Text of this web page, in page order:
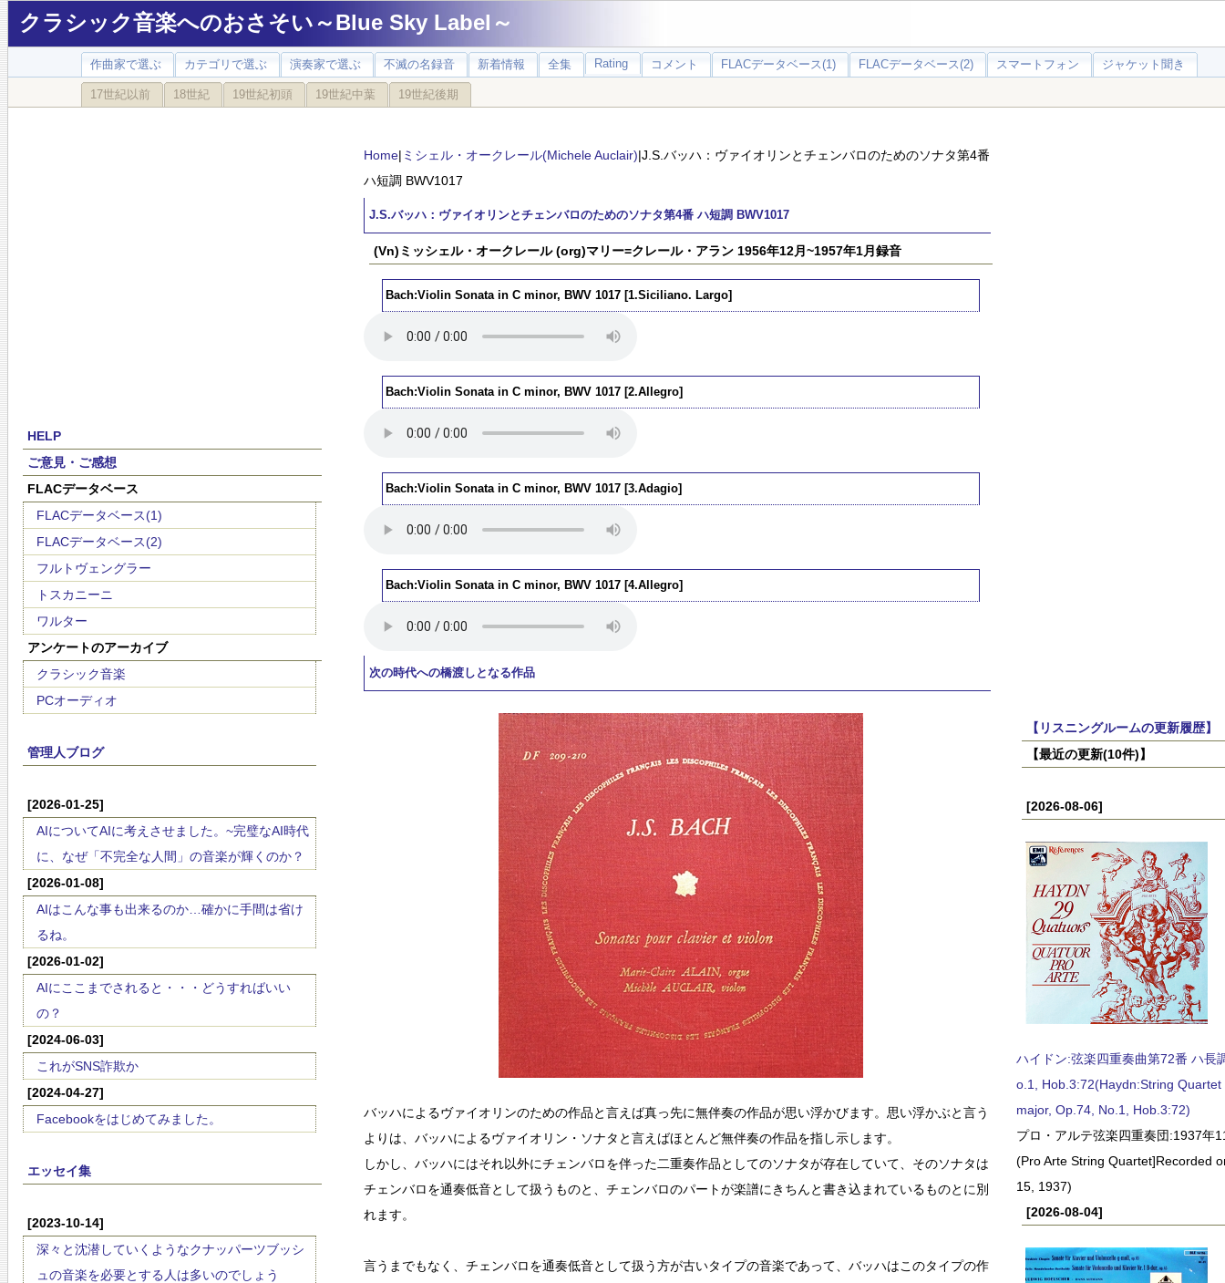
クラシック音楽へのおさそい～Blue Sky Label～
作曲家で選ぶ カテゴリで選ぶ 演奏家で選ぶ 不滅の名録音 新着情報 全集 Rating コメント FLACデータベース(1) FLACデータベース(2) スマートフォン ジャケット聞き
17世紀以前 18世紀 19世紀初頭 19世紀中葉 19世紀後期
HELP
ご意見・ご感想
FLACデータベース
FLACデータベース(1)
FLACデータベース(2)
フルトヴェングラー
トスカニーニ
ワルター
アンケートのアーカイブ
クラシック音楽
PCオーディオ
管理人ブログ
[2026-01-25]
AIについてAIに考えさせました。~完璧なAI時代
に、なぜ「不完全な人間」の音楽が輝くのか？
[2026-01-08]
AIはこんな事も出来るのか…確かに手間は省け
るね。
[2026-01-02]
AIにここまでされると・・・どうすればいい
の？
[2024-06-03]
これがSNS詐欺か
[2024-04-27]
Facebookをはじめてみました。
エッセイ集
[2023-10-14]
深々と沈潜していくようなクナッパーツブッシ
ュの音楽を必要とする人は多いのでしょう
Home| ミシェル・オークレール(Michele Auclair)|J.S.バッハ：ヴァイオリンとチェンバロのためのソナタ第4番
ハ短調 BWV1017
J.S.バッハ：ヴァイオリンとチェンバロのためのソナタ第4番 ハ短調 BWV1017
(Vn)ミッシェル・オークレール (org)マリー=クレール・アラン 1956年12月~1957年1月録音
Bach:Violin Sonata in C minor, BWV 1017 [1.Siciliano. Largo]
Bach:Violin Sonata in C minor, BWV 1017 [2.Allegro]
Bach:Violin Sonata in C minor, BWV 1017 [3.Adagio]
Bach:Violin Sonata in C minor, BWV 1017 [4.Allegro]
次の時代への橋渡しとなる作品
バッハによるヴァイオリンのための作品と言えば真っ先に無伴奏の作品が思い浮かびます。思い浮かぶと言う
よりは、バッハによるヴァイオリン・ソナタと言えばほとんど無伴奏の作品を指し示します。
しかし、バッハにはそれ以外にチェンバロを伴った二重奏作品としてのソナタが存在していて、そのソナタは
チェンバロを通奏低音として扱うものと、チェンバロのパートが楽譜にきちんと書き込まれているものとに別
れます。
言うまでもなく、チェンバロを通奏低音として扱う方が古いタイプの音楽であって、バッハはこのタイプの作
【リスニングルームの更新履歴】
【最近の更新(10件)】
[2026-08-06]
ハイドン:弦楽四重奏曲第72番 ハ長
o.1, Hob.3:72(Haydn:String Quartet
major, Op.74, No.1, Hob.3:72)
プロ・アルテ弦楽四重奏団:1937年
(Pro Arte String Quartet]Recorded
15, 1937)
[2026-08-04]